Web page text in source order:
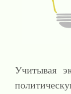
Учитывая